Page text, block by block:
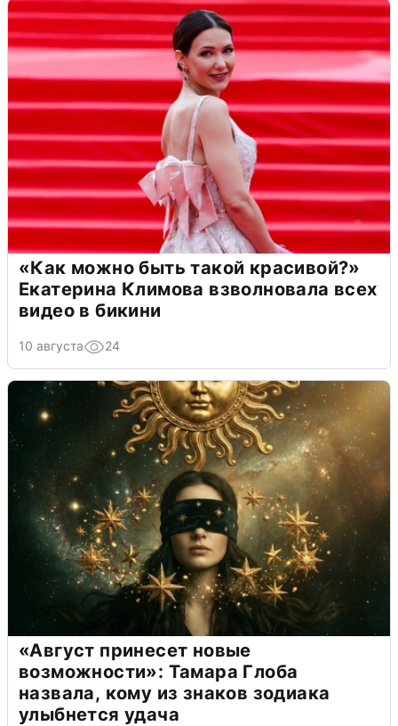
«Как можно быть такой красивой?»
Екатерина Климова взволновала всех
видео в бикини
10 августа 24
«Август принесет новые
возможности»: Тамара Глоба
назвала, кому из знаков зодиака
улыбнется удача